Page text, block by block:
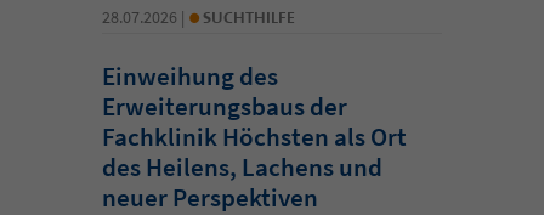
28.07.2026 | • SUCHTHILFE
Einweihung des
Erweiterungsbaus der
Fachklinik Höchsten als Ort
des Heilens, Lachens und
neuer Perspektiven